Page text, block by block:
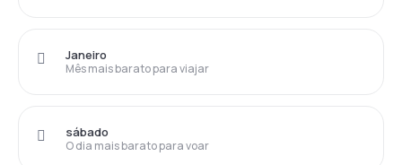
Mês mais barato para viajar
Janeiro
O dia mais barato para voar
sábado